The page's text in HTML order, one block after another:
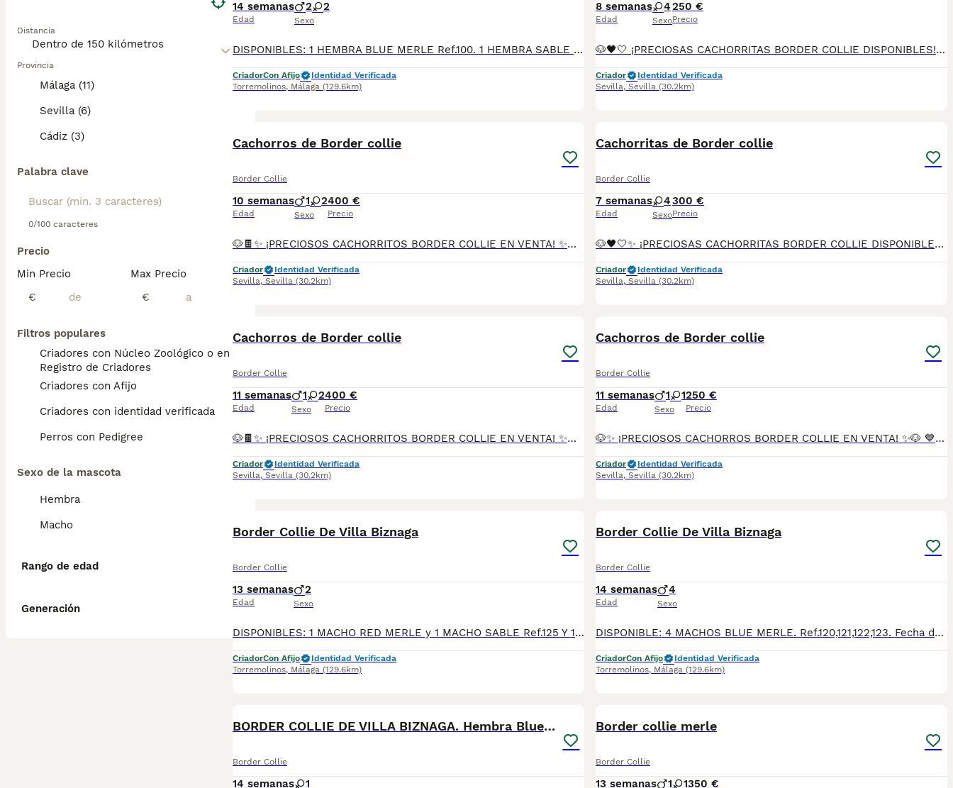
Distancia
Provincia
Málaga (11)
Sevilla (6)
Cádiz (3)
Palabra clave
0/100 caracteres
Precio
Min Precio
€
Max Precio
€
Filtros populares
Criadores con Núcleo Zoológico o en el
Registro de Criadores
Criadores con Afijo
Criadores con identidad verificada
Perros con Pedigree
Sexo de la mascota
Hembra
Macho
Rango de edad
Generación
14 semanas
Edad
2 2
Sexo
DISPONIBLES: 1 HEMBRA BLUE MERLE Ref.100. 1 HEMBRA SABLE Ref.101. 1 MACHO BLUE MERLE Ref.102. 1 MACHO BLANCO Y NEGRO Ref.103. *Fecha de nacimiento 25/04/2026. Todos nuestros cachorros se entregan con su Cartilla Sanitaria, 3 vacunas, 3 desparasitaciones y la hoja para la inscripción en el LOE para solicitar el pedigree (opcional). Con 5 días de Garantía Vírica y 5 meses de Garantía Genética. Nuestra web: www.villabiznaga.com. Instagram: villabiznaga_bordercollie. Facebook: Villa Biznaga. Para solicitar más información, videos o fotos de algún cachorro o camada en concreto a través de wasap al 606 816 817.
CriadorCon Afijo
Identidad Verificada
Torremolinos, Málaga (129.6km)
8 semanas
Edad
4
Sexo
250 €
Precio
🐶🖤🤍 ¡PRECIOSAS CACHORRITAS BORDER COLLIE DISPONIBLES! 🤎🐾 Tenemos 4 preciosas cachorritas de Border Collie listas para reservar: ✨ 3 de color tricolor ✨ 1 de color blanco y negro ✅ Cartilla sanitaria ✅ Primera vacuna puesta ✅ Desparasitadas ✅ Contrato de garantía ✅ Posibilidad de envío a toda la península Son cachorras muy cariñosas, inteligentes y con un excelente carácter, ideales tanto para compañía como para familias activas. 📞 Más información y reservas: 614 140 345
Criador
Identidad Verificada
Sevilla, Sevilla (30.2km)
Cachorros de Border collie
Border Collie
10 semanas
Edad
1 2
Sexo
400 €
Precio
🐶🍫✨ ¡PRECIOSOS CACHORRITOS BORDER COLLIE EN VENTA! ✨🍫🐶 🤎🤍 Dos hembras color CHOCOLATE Y BLANCO 💙🤍 Un macho color MERLE 🎂 2 meses de edad 👨‍👩‍👧‍👦 Padres: 🐾 DUKE (padre) 🐾 DAMA (madre) 📦 Se entregan con: 💉 Primera vacuna 🪱 Desparasitados 📘 Cartilla sanitaria 📝 Contrato de garantía ✅ Todo al día 🚚 Posibilidad de envío a toda la península 🇪🇸 📲 Más información y reservas: 📞 614 140 345
Criador
Identidad Verificada
Sevilla, Sevilla (30.2km)
Cachorritas de Border collie
Border Collie
7 semanas
Edad
4
Sexo
300 €
Precio
🐶🖤🤍✨ ¡PRECIOSAS CACHORRITAS BORDER COLLIE DISPONIBLES PARA RESERVA! ✨🤍🖤🐶 👧🐾 4 HEMBRAS 🎂 1 mes de edad 🎨 Colores: BLANCO Y NEGRO y TRICOLOR 💖 Ya puedes reservar a tu futura compañera. Se entregarán cuando tengan la edad adecuada, sanas y con todos sus cuidados al día. 📦 Se entregarán con: 💉 Primera vacuna 🪱 Desparasitadas 📘 Cartilla sanitaria 📝 Contrato de garantía ✅ Todo al día 🚚 Posibilidad de envío a toda la península 🇪🇸 📲 Más información y reservas: 📞 614 140 345 🐾 Son cachorritas muy cariñosas, inteligentes y con el carácter ideal para formar parte de una familia. ¡No dejes pasar la oportunidad de darles un hogar lleno de amor y alegría! ❤️🏡🐾 ✨ ¡Reserva abierta! Elige tu cachorrita antes de que encuentren a su familia perfecta ✨
Criador
Identidad Verificada
Sevilla, Sevilla (30.2km)
Cachorros de Border collie
Border Collie
11 semanas
Edad
1 2
Sexo
400 €
Precio
🐶🍫✨ ¡PRECIOSOS CACHORRITOS BORDER COLLIE EN VENTA! ✨🍫🐶 🤎🤍 Dos hembras color CHOCOLATE Y BLANCO 💙🤍 Un macho color MERLE 🎂 2 meses de edad 👨‍👩‍👧‍👦 Padres: 🐾 DUKE (padre) 🐾 DAMA (madre) 📦 Se entregan con: 💉 Primera vacuna 🪱 Desparasitados 📘 Cartilla sanitaria 📝 Contrato de garantía ✅ Todo al día 🚚 Posibilidad de envío a toda la península 🇪🇸 📲 Más información y reservas: 📞 614 140 345 🐾 Cachorritos muy cariñosos, inteligentes y con el carácter ideal para formar parte de una familia. ¡No dejes pasar la oportunidad de darles un hogar lleno de amor y alegría! ❤️🏡🐾 ✨ ¡Listos para encontrar a su familia perfecta! ✨
Criador
Identidad Verificada
Sevilla, Sevilla (30.2km)
Cachorros de Border collie
Border Collie
11 semanas
Edad
1 1
Sexo
250 €
Precio
🐶✨ ¡PRECIOSOS CACHORROS BORDER COLLIE EN VENTA! ✨🐶 💙 Macho color MERLE 🖤🤍 Hembra color BLANCO Y NEGRO 🎂 2 meses de edad 📦 Se entregan con: 💉 Primera vacuna 🪱 Desparasitados 📘 Cartilla sanitaria 📝 Contrato de garantía ✅ Todo al día 🚚 Posibilidad de envío a toda la península 🇪🇸 📲 Más información y reservas: 📞 614 140 345 🐾 Son cachorritos muy cariñosos, inteligentes y con el carácter ideal para formar parte de una familia. ¡No dejes pasar la oportunidad de darles un hogar lleno de amor! ❤️🏡🐾
Criador
Identidad Verificada
Sevilla, Sevilla (30.2km)
Border Collie De Villa Biznaga
Border Collie
13 semanas
Edad
2
Sexo
DISPONIBLES: 1 MACHO RED MERLE y 1 MACHO SABLE Ref.125 Y 126. *Fecha de nacimiento 07/05/2026. Todos nuestros cachorros se entregan con su Cartilla Sanitaria, 3 vacunas, 3 desparasitaciones y la hoja para la inscripción en el LOE para solicitar el pedigree (opcional). Con 5 días de Garantía Vírica y 5 meses de Garantía Genética. Nuestra web: www.villabiznaga.com. Instagram: villabiznaga_bordercollie. Facebook: Villa Biznaga. Para solicitar más información, videos o fotos de algún cachorro o camada en concreto a través de wasap al 606 816 817.
CriadorCon Afijo
Identidad Verificada
Torremolinos, Málaga (129.6km)
Border Collie De Villa Biznaga
Border Collie
14 semanas
Edad
4
Sexo
DISPONIBLE: 4 MACHOS BLUE MERLE. Ref.120,121,122,123. Fecha de nacimiento 28/04/2026. BORDER COLLIE DE VILLA BIZNAGA. Todos nuestros cachorros se entregan con su Cartilla Sanitaria, 3 vacunas, 3 desparasitaciones y la hoja para la inscripción en el LOE para solicitar el pedigree (opcional). Con 5 días de Garantía Vírica y 5 meses de Garantía Genética. Nuestra web: www.villabiznaga.com. Instagram: villabiznaga_bordercollie. Facebook: Villa Biznaga. Para solicitar más información, videos o fotos de algún cachorro o camada en concreto a través de wasap al 606 816 817.
CriadorCon Afijo
Identidad Verificada
Torremolinos, Málaga (129.6km)
BORDER COLLIE DE VILLA BIZNAGA. Hembra Blue Merle
Border Collie
14 semanas 1
Border collie merle
Border Collie
13 semanas 1 1350 €